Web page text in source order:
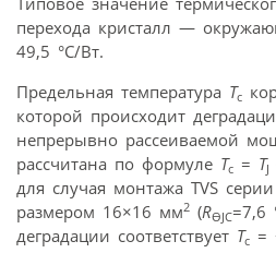
перехода кристалл —
49,5 °C/Вт.
Предельная температура Tc
которой происходит
непрерывно рассеиваемой
рассчитана по формуле Tc = TJ
для случая монтажа TVS
размером 16×16 мм2 (RӨJC=7,6
деградации соответствует Tc =